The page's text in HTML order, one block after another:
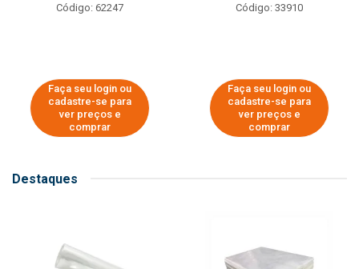
Código: 62247
Faça seu login ou
cadastre-se para
ver preços e
comprar
Código: 33910
Faça seu login ou
cadastre-se para
ver preços e
comprar
Destaques